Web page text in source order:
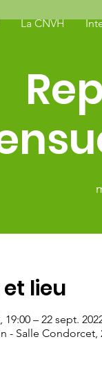
La CNVH
lieu
19:00 – 22 sept.
- Salle Condorcet,